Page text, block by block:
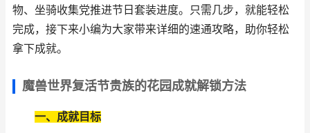
物、坐骑收集党推进节日套装进度。只需几步，就能轻松
完成，接下来小编为大家带来详细的速通攻略，助你轻松
拿下成就。
魔兽世界复活节贵族的花园成就解锁方法
一、成就目标